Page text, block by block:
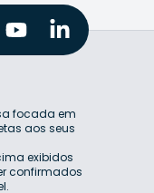
focada em
aos seus
exibidos
confirmados